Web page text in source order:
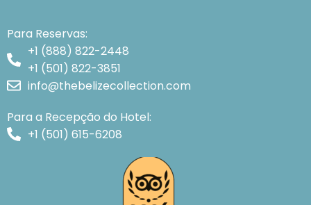
Para Reservas:
+1 (888) 822-2448
+1 (501) 822-3851
info@thebelizecollection.com
Para a Recepção do Hotel:
+1 (501) 615-6208